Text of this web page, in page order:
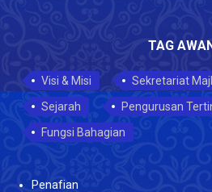
TAG
Visi & Misi
Sekretariat
Sejarah
Pengurusan
Fungsi Bahagian
Penafian